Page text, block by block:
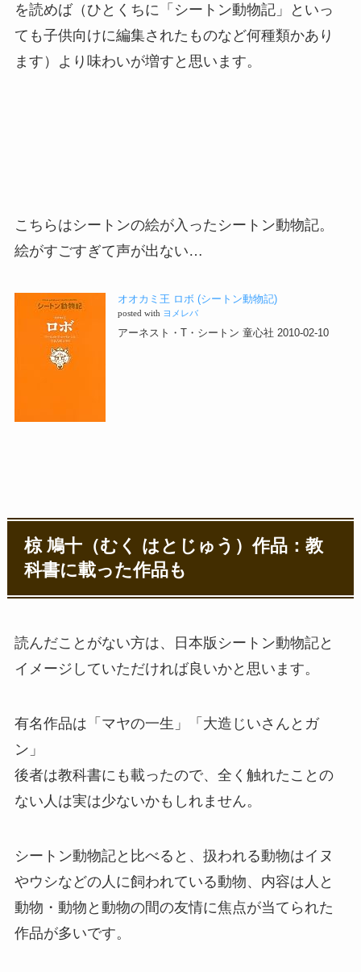
を読めば（ひとくちに「シートン動物記」といっ
ても子供向けに編集されたものなど何種類かあり
ます）より味わいが増すと思います。
こちらはシートンの絵が入ったシートン動物記。
絵がすごすぎて声が出ない…
オオカミ王 ロボ (シートン動物記)
posted with ヨメレバ
アーネスト・T・シートン 童心社 2010-02-10
椋 鳩十（むく はとじゅう）作品：教
科書に載った作品も
読んだことがない方は、日本版シートン動物記と
イメージしていただければ良いかと思います。
有名作品は「マヤの一生」「大造じいさんとガ
ン」
後者は教科書にも載ったので、全く触れたことの
ない人は実は少ないかもしれません。
シートン動物記と比べると、扱われる動物はイヌ
やウシなどの人に飼われている動物、内容は人と
動物・動物と動物の間の友情に焦点が当てられた
作品が多いです。